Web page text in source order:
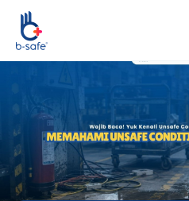
Lewati
konten